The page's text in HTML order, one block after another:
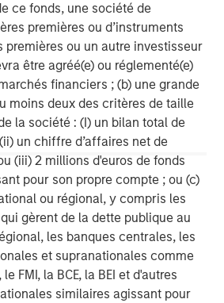
ce fonds, une société de
premières ou d’instruments
premières ou un autre investisseur
être agréé(e) ou réglementé(e)
financiers ; (b) une grande
moins deux des critères de taille
la société : (I) un bilan total de
un chiffre d’affaires net de
(iii) 2 millions d'euros de fonds
pour son propre compte ; ou (c)
ou régional, y compris les
gèrent de la dette publique au
les banques centrales, les
et supranationales comme
FMI, la BCE, la BEI et d'autres
similaires agissant pour
of integrated cloud solutions to
businesses, is the industry's
Fusion's advanced,
platform enables the integration
in the cloud, including cloud
center, cloud connectivity, and
innovative, yet proven cloud
cost of ownership, and
flexibility, scalability, and
For more information, please visit
.